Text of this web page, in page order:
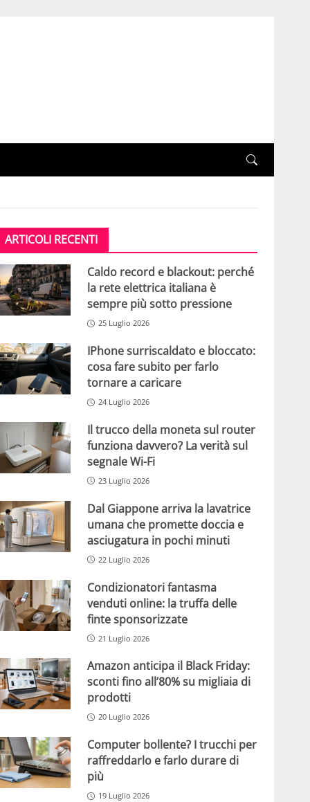
ARTICOLI RECENTI
Caldo record e blackout: perché
la rete elettrica italiana è
sempre più sotto pressione
25 Luglio 2026
IPhone surriscaldato e bloccato:
cosa fare subito per farlo
tornare a caricare
24 Luglio 2026
Il trucco della moneta sul router
funziona davvero? La verità sul
segnale Wi-Fi
23 Luglio 2026
Dal Giappone arriva la lavatrice
umana che promette doccia e
asciugatura in pochi minuti
22 Luglio 2026
Condizionatori fantasma
venduti online: la truffa delle
finte sponsorizzate
21 Luglio 2026
Amazon anticipa il Black Friday:
sconti fino all’80% su migliaia di
prodotti
20 Luglio 2026
Computer bollente? I trucchi per
raffreddarlo e farlo durare di
più
19 Luglio 2026